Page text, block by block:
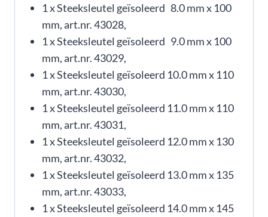
1 x Steeksleutel geïsoleerd 8.0 mm x 100
mm, art.nr. 43028,
1 x Steeksleutel geïsoleerd 9.0 mm x 100
mm, art.nr. 43029,
1 x Steeksleutel geïsoleerd 10.0 mm x 110
mm, art.nr. 43030,
1 x Steeksleutel geïsoleerd 11.0 mm x 110
mm, art.nr. 43031,
1 x Steeksleutel geïsoleerd 12.0 mm x 130
mm, art.nr. 43032,
1 x Steeksleutel geïsoleerd 13.0 mm x 135
mm, art.nr. 43033,
1 x Steeksleutel geïsoleerd 14.0 mm x 145